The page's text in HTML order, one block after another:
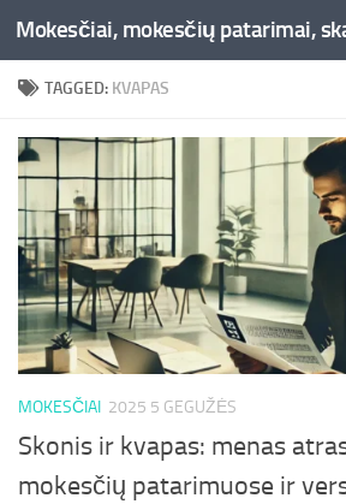
Skip to content
TAGGED: KVAPAS
MOKESČIAI 2025 5 GEGUŽĖS
Skonis ir kvapas: menas
mokesčių patarimuose ir